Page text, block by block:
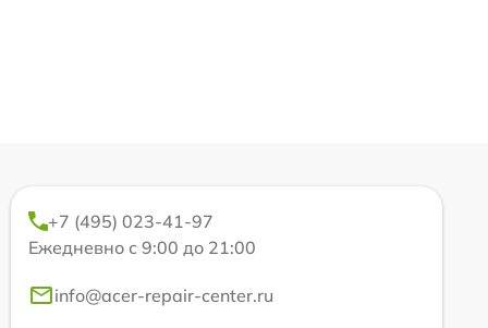
+7 (495) 023-41-97
Ежедневно с 9:00 до 21:00
info@acer-repair-center.ru